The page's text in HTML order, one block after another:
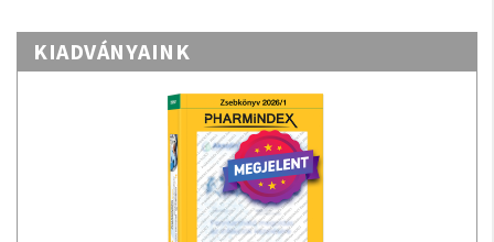
KIADVÁNYAINK